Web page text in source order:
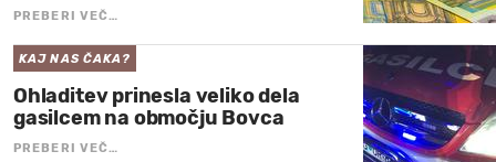
PREBERI VEČ…
KAJ NAS ČAKA?
Ohladitev prinesla veliko dela
gasilcem na območju Bovca
PREBERI VEČ…